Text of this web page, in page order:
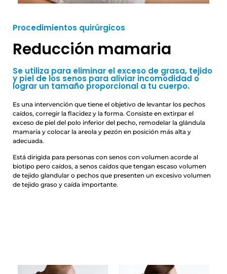
Procedimientos quirúrgicos
Reducción mamaria
Se utiliza para eliminar el exceso de grasa, tejido
y piel de los senos para aliviar incomodidad o
lograr un tamaño proporcional a tu cuerpo.
Es una intervención que tiene el objetivo de levantar los pechos
caídos, corregir la flacidez y la forma. Consiste en extirpar el
exceso de piel del polo inferior del pecho, remodelar la glándula
mamaria y colocar la areola y pezón en posición más alta y
adecuada.
Está dirigida para personas con senos con volumen acorde al
biotipo pero caídos, a senos caídos que tengan escaso volumen
de tejido glandular o pechos que presenten un excesivo volumen
de tejido graso y caída importante.